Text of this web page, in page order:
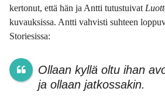
kertonut, että hän ja Antti tutustuivat
kuvauksissa. Antti vahvisti suhteen
Storiesissa:
Ollaan kyllä oltu ihan
ja ollaan jatkossakin.